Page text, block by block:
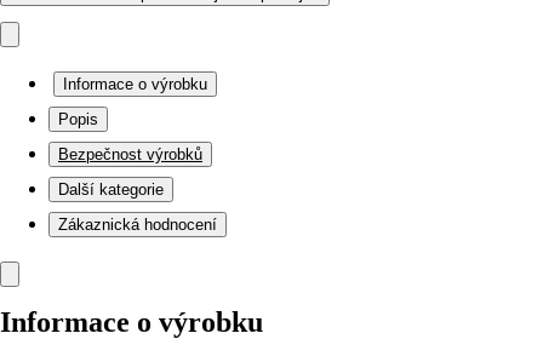
Informace o výrobku
Popis
Bezpečnost výrobků
Další kategorie
Zákaznická hodnocení
Informace o výrobku